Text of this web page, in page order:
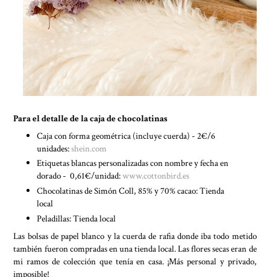
Para el detalle de la caja de chocolatinas
Caja con forma geométrica (incluye cuerda) - 2€/6
unidades:shein.com
Etiquetas blancas personalizadas con nombre y fecha en
dorado - 0,61€/unidad:www.cottonbird.es
Chocolatinas de Simón Coll, 85% y 70% cacao: Tienda
local
Peladillas: Tienda local
Las bolsas de papel blanco y la cuerda de rafia donde iba todo metido
también fueron compradas en una tienda local. Las flores secas eran de
mi ramos de colección que tenía en casa. ¡Más personal y privado,
imposible!